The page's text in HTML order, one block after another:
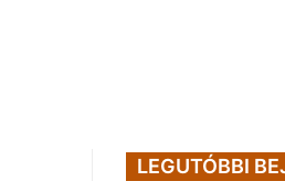
LEGUTÓBBI